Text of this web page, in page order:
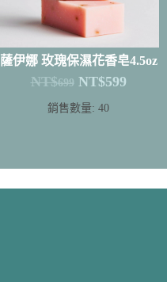
薩伊娜 玫瑰保濕花香皂4.5oz
NT$699 NT$599
銷售數量: 40